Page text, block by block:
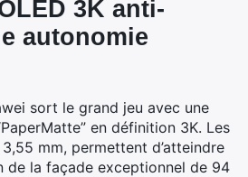
3K anti-
autonomie
sort le grand jeu avec une
en définition 3K. Les
mm, permettent d’atteindre
de la façade exceptionnel de 94